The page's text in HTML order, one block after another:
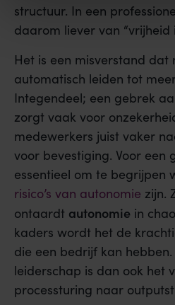
structuur. In een
daarom liever van “vrijheid
Het is een misverstand dat
automatisch leiden tot
Integendeel; een gebrek
zorgt vaak voor
medewerkers juist vaker
voor bevestiging. Voor een
essentieel om te begrijpen
risico’s van autonomie zijn.
ontaardt autonomie in
kaders wordt het de
die een bedrijf kan
leiderschap is dan ook het
processturing naar